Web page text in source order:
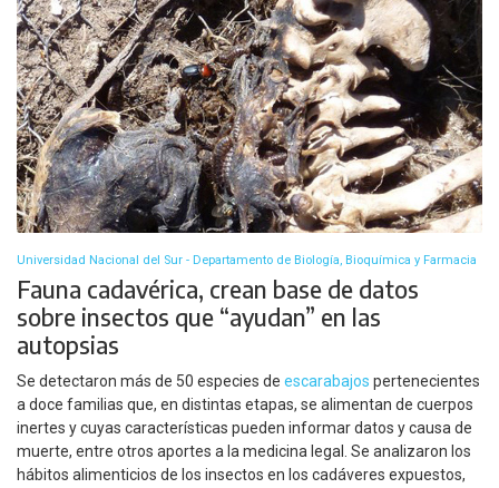
Universidad Nacional del Sur - Departamento de Biología, Bioquímica y Farmacia
Fauna cadavérica, crean base de datos
sobre insectos que “ayudan” en las
autopsias
Se detectaron más de 50 especies de escarabajos pertenecientes
a doce familias que, en distintas etapas, se alimentan de cuerpos
inertes y cuyas características pueden informar datos y causa de
muerte, entre otros aportes a la medicina legal. Se analizaron los
hábitos alimenticios de los insectos en los cadáveres expuestos,